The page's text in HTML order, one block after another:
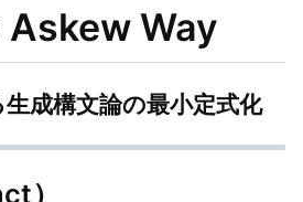
Way
成構文論の最小定式化
）